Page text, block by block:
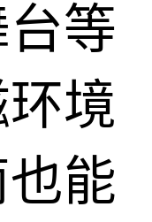
等
境
能